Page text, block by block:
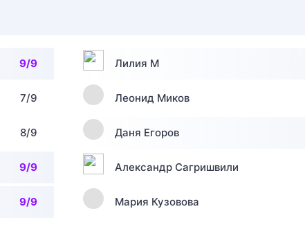
9/9 Лилия М
7/9 Леонид Миков
8/9 Даня Егоров
9/9 Александр Сагришвили
9/9 Мария Кузовова